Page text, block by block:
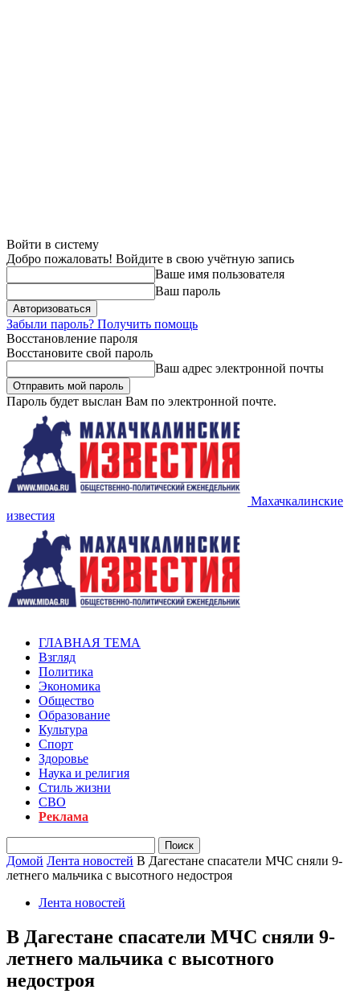
Войти в систему
Добро пожаловать! Войдите в свою учётную запись
Ваше имя пользователя
Ваш пароль
Забыли пароль? Получить помощь
Восстановление пароля
Восстановите свой пароль
Ваш адрес электронной почты
Пароль будет выслан Вам по электронной почте.
Махачкалинские
известия
ГЛАВНАЯ ТЕМА
Взгляд
Политика
Экономика
Общество
Образование
Культура
Спорт
Здоровье
Наука и религия
Стиль жизни
СВО
Реклама
Домой Лента новостей В Дагестане спасатели МЧС сняли 9-
летнего мальчика с высотного недостроя
Лента новостей
В Дагестане спасатели МЧС сняли 9-
летнего мальчика с высотного
недостроя